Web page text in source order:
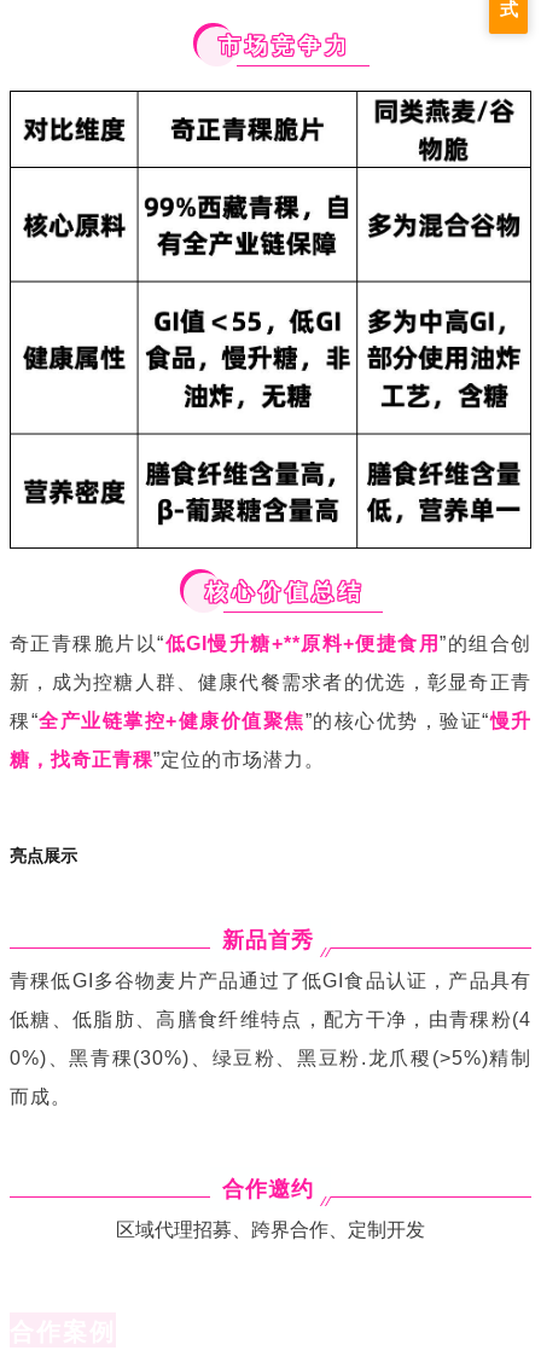
市场竞争力
核心价值总结
奇正青稞脆片以“低GI慢升糖+**原料+便捷食用”的组合创
新，成为控糖人群、健康代餐需求者的优选，彰显奇正青
稞“全产业链掌控+健康价值聚焦”的核心优势，验证“慢升
糖，找奇正青稞”定位的市场潜力。
亮点展示
新品首秀
青稞低GI多谷物麦片产品通过了低GI食品认证，产品具有
低糖、低脂肪、高膳食纤维特点，配方干净，由青稞粉(4
0%)、黑青稞(30%)、绿豆粉、黑豆粉.龙爪稷(>5%)精制
而成。
合作邀约
区域代理招募、跨界合作、定制开发
式